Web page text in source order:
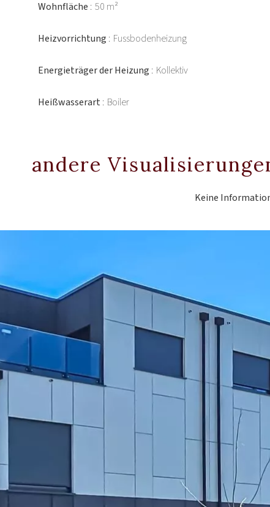
Wohnfläche 50 m²
Heizvorrichtung Fussbodenheizung
Energieträger der Heizung Kollektiv
Heißwasserart Boiler
andere
Keine